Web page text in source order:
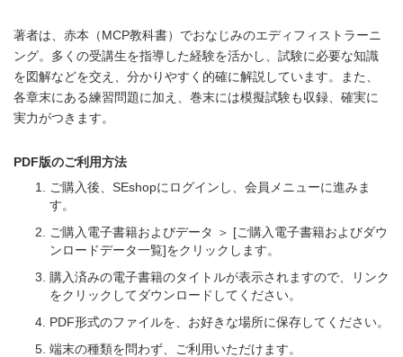
著者は、赤本（MCP教科書）でおなじみのエディフィストラーニ
ング。多くの受講生を指導した経験を活かし、試験に必要な知識
を図解などを交え、分かりやすく的確に解説しています。また、
各章末にある練習問題に加え、巻末には模擬試験も収録、確実に
実力がつきます。
PDF版のご利用方法
ご購入後、SEshopにログインし、会員メニューに進みま
す。
ご購入電子書籍およびデータ ＞ [ご購入電子書籍およびダウ
ンロードデータ一覧]をクリックします。
購入済みの電子書籍のタイトルが表示されますので、リンク
をクリックしてダウンロードしてください。
PDF形式のファイルを、お好きな場所に保存してください。
端末の種類を問わず、ご利用いただけます。